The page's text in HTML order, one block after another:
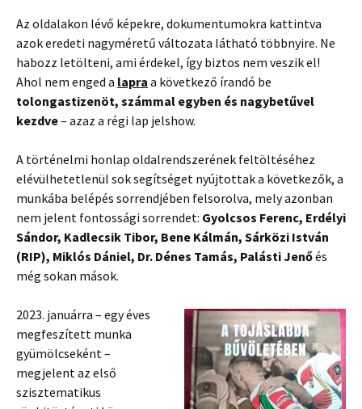
Az oldalakon lévő képekre, dokumentumokra kattintva
azok eredeti nagyméretű változata látható többnyire. Ne
habozz letölteni, ami érdekel, így biztos nem veszik el!
Ahol nem enged a lapra a következő írandó be
tolongastizenöt, számmal egyben és nagybetűvel
kezdve– azaz a régi lap jelshow.
A történelmi honlap oldalrendszerének feltöltéséhez
elévülhetetlenül sok segítséget nyújtottak a következők, a
munkába belépés sorrendjében felsorolva, mely azonban
nem jelent fontossági sorrendet: Gyolcsos Ferenc, Erdélyi
Sándor, Kadlecsik Tibor, Bene Kálmán, Sárközi István
(RIP), Miklós Dániel, Dr. Dénes Tamás, Palásti Jenőés
még sokan mások.
2023. januárra – egy éves
megfeszített munka
gyümölcseként –
megjelent az első
szisztematikus